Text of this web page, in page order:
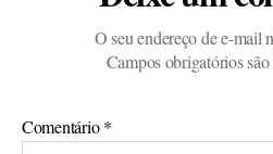
O seu endereço de e-mail
Campos obrigatórios
Comentário*